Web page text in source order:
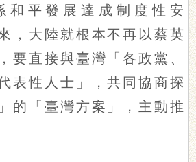
和平發展達成制度性安
，大陸就根本不再以蔡英
要直接與臺灣「各政黨、
表性人士」，共同協商探
的「臺灣方案」，主動推